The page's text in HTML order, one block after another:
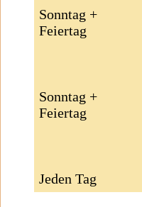
Sonntag +
Feiertag
Sonntag +
Feiertag
Jeden Tag